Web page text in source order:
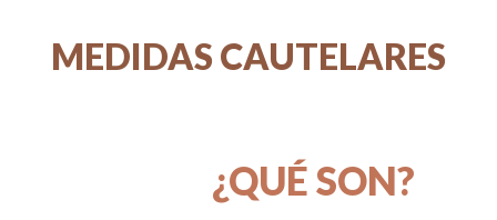
MEDIDAS CAUTELARES
¿QUÉ SON?